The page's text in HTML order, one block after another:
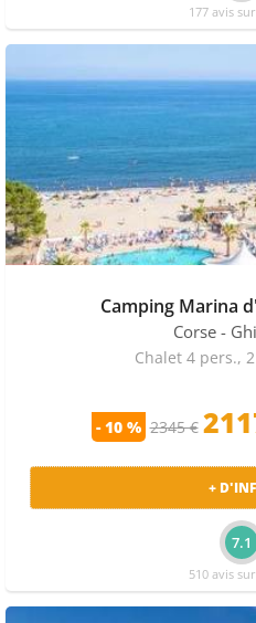
177 avis
Camping Marina
Corse -
Chalet 4 pers.,
- 10 % 2345 €
+
7.1
510 avis